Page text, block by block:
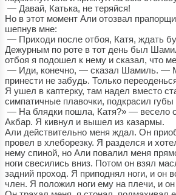
— Давай, Катька, не теряйся!
Но в этот момент Али отозвал
шепнув мне:
— Приходи после отбоя, Катя, ждать
Дежурным по роте в тот день был
отбоя я подошел к нему и сказал, что
— Иди, конечно, — сказал Шамиль. —
принести не забудь. Только
Я ушел в каптерку, там надел вместо
симпатичные плавочки, подкрасил
— На блядки пошла, Катя?» — весело
Акбар. Я кивнул и вышел из казармы.
Али действительно меня ждал. Он
провел в хлеборезку. Я разделся и
нему спиной, но Али повалил меня
ноги свесились вниз. Потом он взял
задний проход. Я приподнял ноги, и он
член. Я положил ноги ему на плечи, и